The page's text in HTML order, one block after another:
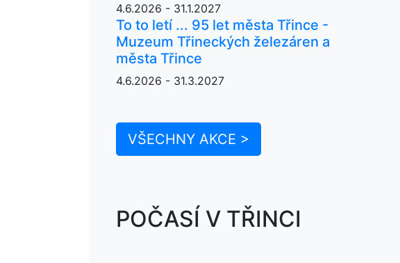
4.6.2026 - 31.1.2027
To to letí ... 95 let města Třince -
Muzeum Třineckých železáren a
města Třince
4.6.2026 - 31.3.2027
VŠECHNY AKCE >
POČASÍ V TŘINCI